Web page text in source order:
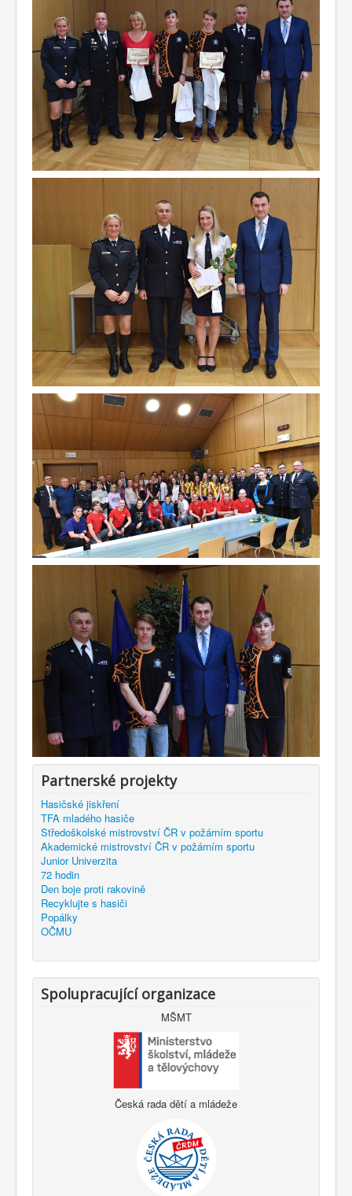
Partnerské projekty
Hasičské jiskření
TFA mladého hasiče
Středoškolské mistrovství ČR v požárním sportu
Akademické mistrovství ČR v požárním sportu
Junior Univerzita
72 hodin
Den boje proti rakovině
Recyklujte s hasiči
Popálky
OČMU
Spolupracující organizace
MŠMT
Česká rada dětí a mládeže